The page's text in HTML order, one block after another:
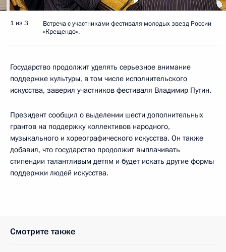
1 из 3
Встреча с участниками фестиваля молодых звезд России
«Крещендо».
Государство продолжит уделять серьезное внимание
поддержке культуры, в том числе исполнительского
искусства, заверил участников фестиваля Владимир Путин.
Президент сообщил о выделении шести дополнительных
грантов на поддержку коллективов народного,
музыкального и хореографического искусства. Он также
добавил, что государство продолжит выплачивать
стипендии талантливым детям и будет искать другие формы
поддержки людей искусства.
Смотрите также